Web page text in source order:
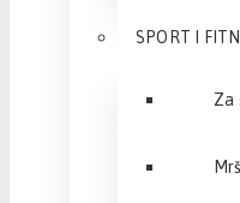
SPORT I
Za